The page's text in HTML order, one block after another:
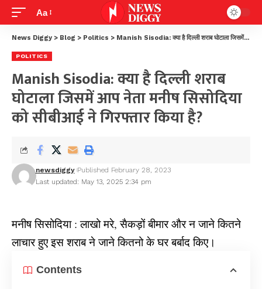
Aa
News Diggy > Blog > Politics > Manish Sisodia: क्या है दिल्ली शराब घोटाला जिसमें आप नेता मनीष सिसोदिया को सीबीआई ने गिरफ्तार किया है?
POLITICS
Manish Sisodia: क्या है दिल्ली शराब
घोटाला जिसमें आप नेता मनीष सिसोदिया
को सीबीआई ने गिरफ्तार किया है?
Last updated: May 13, 2025 2:34 pm
newsdiggy Published February 28, 2023
मनीष सिसोदिया : लाखो मरे, सैकड़ों बीमार और न जाने कितने
लाचार हुए इस शराब ने जाने कितनो के घर बर्बाद किए।
Contents